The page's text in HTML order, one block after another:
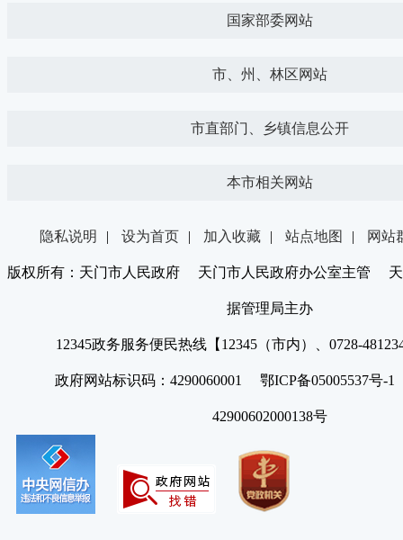
国家部委网站
市、州、林区网站
市直部门、乡镇信息公开
本市相关网站
隐私说明 | 设为首页 | 加入收藏 | 站点地图 | 网站
版权所有：天门市人民政府 天门市人民政府办公室主管 天
据管理局主办
12345政务服务便民热线【12345（市内）、0728-
政府网站标识码：4290060001 鄂ICP备05005537号
42900602000138号